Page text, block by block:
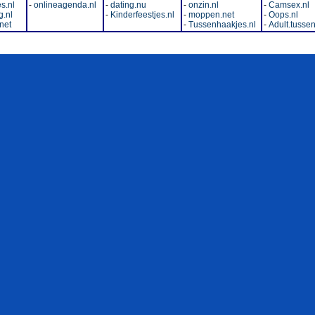
- onlineagenda.nl
- dating.nu
- Kinderfeestjes.nl
- onzin.nl
- moppen.net
- Tussenhaakjes.nl
- Camsex.nl
- Oops.nl
-